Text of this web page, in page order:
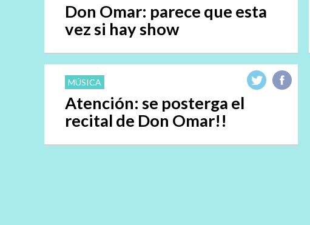
Don Omar: parece que esta
vez si hay show
MÚSICA
Atención: se posterga el
recital de Don Omar!!